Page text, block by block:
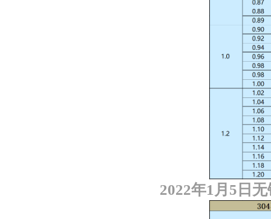
2022年1 月 5 日